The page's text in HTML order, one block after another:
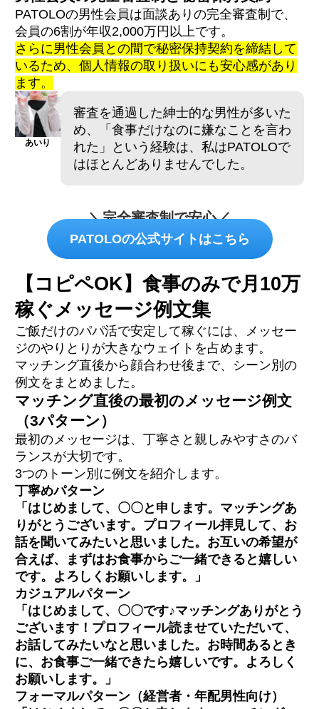
PATOLOの男性会員は面談ありの完全審査制で、
会員の6割が年収2,000万円以上です。
さらに男性会員との間で秘密保持契約を締結して
いるため、個人情報の取り扱いにも安心感があり
ます。
あいり
審査を通過した紳士的な男性が多いた
め、「食事だけなのに嫌なことを言わ
れた」という経験は、私はPATOLOで
はほとんどありませんでした。
＼完全審査制で安心／
PATOLOの公式サイトはこちら
【コピペOK】食事のみで月10万
稼ぐメッセージ例文集
ご飯だけのパパ活で安定して稼ぐには、メッセー
ジのやりとりが大きなウェイトを占めます。
マッチング直後から顔合わせ後まで、シーン別の
例文をまとめました。
マッチング直後の最初のメッセージ例文
（3パターン）
最初のメッセージは、丁寧さと親しみやすさのバ
ランスが大切です。
3つのトーン別に例文を紹介します。
丁寧めパターン
「はじめまして、〇〇と申します。マッチングあ
りがとうございます。プロフィール拝見して、お
話を聞いてみたいと思いました。お互いの希望が
合えば、まずはお食事からご一緒できると嬉しい
です。よろしくお願いします。」
カジュアルパターン
「はじめまして、〇〇です♪マッチングありがとう
ございます！プロフィール読ませていただいて、
お話してみたいなと思いました。お時間あるとき
に、お食事ご一緒できたら嬉しいです。よろしく
お願いします。」
フォーマルパターン（経営者・年配男性向け）